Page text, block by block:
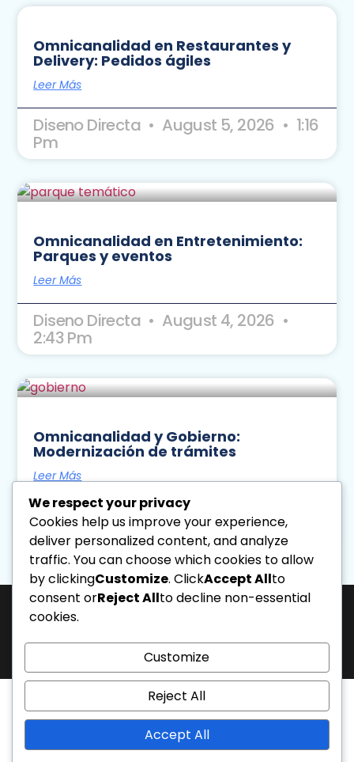
Omnicanalidad en Restaurantes y
Delivery: Pedidos ágiles
Leer Más
Diseno Directa August 5, 2026 1:16
Pm
Omnicanalidad en Entretenimiento:
Parques y eventos
Leer Más
Diseno Directa August 4, 2026
2:43 Pm
Omnicanalidad y Gobierno:
Modernización de trámites
Leer Más
Diseno Directa August 4, 2026
11:26 Am
« Previo
Siguiente »
La Salle Avenue, “Phelps” Building, 4th Floor, Office PL, “Los Caobos”
Development, Caracas, Venezuela. - Phone: 0212.6103399.
All rights reserved.
We respect your privacy
Cookies help us improve your experience,
deliver personalized content, and analyze
traffic. You can choose which cookies to allow
by clickingCustomize. ClickAccept Allto
consent orReject Allto decline non-essential
cookies.
Customize
Reject All
Accept All